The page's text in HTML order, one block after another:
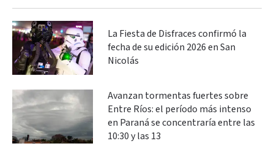
La Fiesta de Disfraces confirmó la
fecha de su edición 2026 en San
Nicolás
Avanzan tormentas fuertes sobre
Entre Ríos: el período más intenso
en Paraná se concentraría entre las
10:30 y las 13